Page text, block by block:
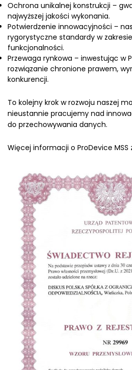
Ochrona unikalnej konstrukcji –
najwyższej jakości wykonania.
Potwierdzenie innowacyjności –
rygorystyczne standardy w
funkcjonalności.
Przewaga rynkowa – inwestując w
rozwiązanie chronione prawem,
konkurencji.
To kolejny krok w rozwoju naszej
nieustannie pracujemy nad
do przechowywania danych.
Więcej informacji o ProDevice MSS